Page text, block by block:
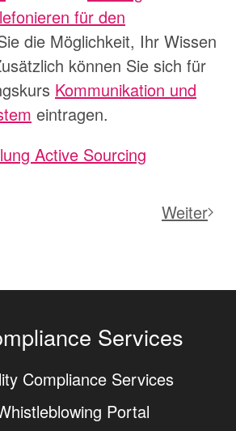
für den
die Möglichkeit, Ihr Wissen
können Sie sich für
Kommunikation und
eintragen.
Active Sourcing
Weiter
Services
Compliance Services
Portal